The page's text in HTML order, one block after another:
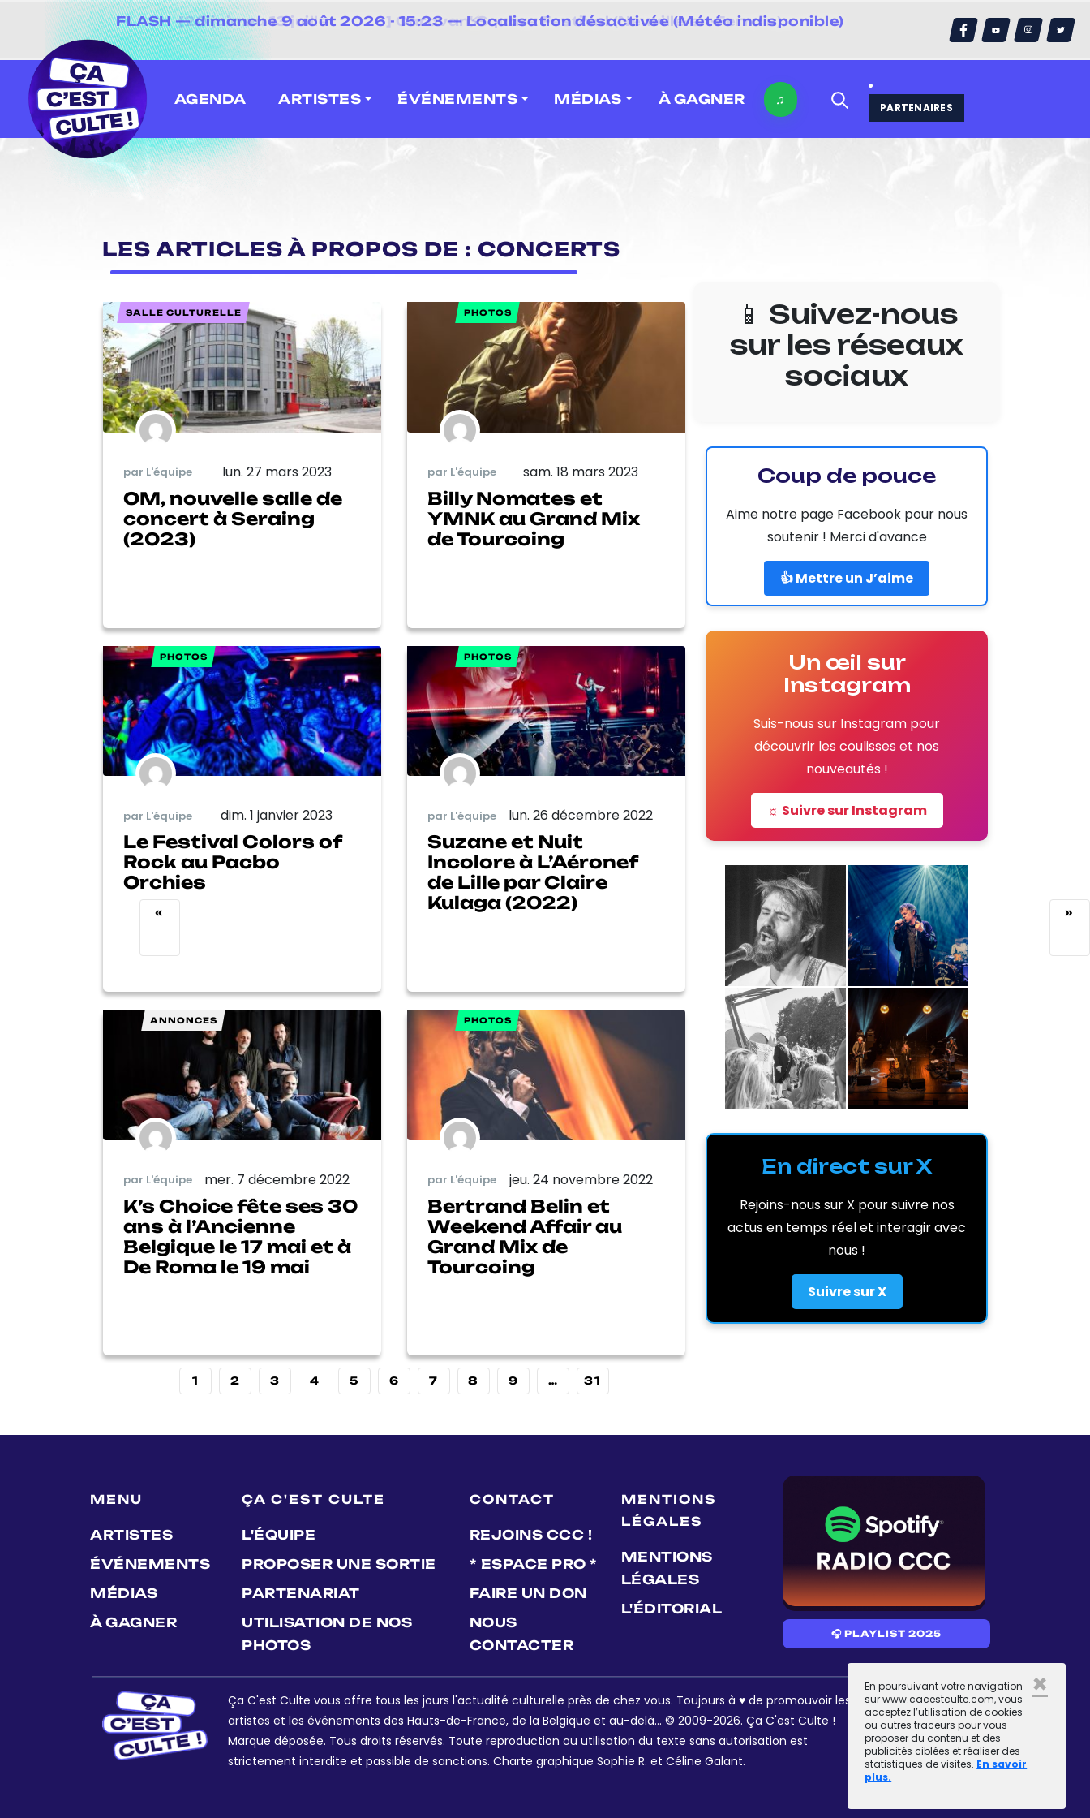
⚡
FLASH — dimanche 9 août 2026 - 15:23 — Localisation désactivée (Météo indisponible)
[20 juin au 13 juillet 2026] Caravan' Square Festival (Neuville-en-Ferrain)
AGENDA ARTISTES ÉVÉNEMENTS MÉDIAS À GAGNER ♫
PARTENAIRES
LES ARTICLES À PROPOS DE : CONCERTS
SALLE CULTURELLE
par L'équipe lun. 27 mars 2023
OM, nouvelle salle de
concert à Seraing
(2023)
PHOTOS
par L'équipe sam. 18 mars 2023
Billy Nomates et
YMNK au Grand Mix
de Tourcoing
PHOTOS
par L'équipe dim. 1 janvier 2023
Le Festival Colors of
Rock au Pacbo
Orchies
PHOTOS
par L'équipe lun. 26 décembre 2022
Suzane et Nuit
Incolore à L’Aéronef
de Lille par Claire
Kulaga (2022)
ANNONCES
par L'équipe mer. 7 décembre 2022
K’s Choice fête ses 30
ans à l’Ancienne
Belgique le 17 mai et à
De Roma le 19 mai
PHOTOS
par L'équipe jeu. 24 novembre 2022
Bertrand Belin et
Weekend Affair au
Grand Mix de
Tourcoing
«
1 2 3 4 5 6 7 8 9 … 31
»
En poursuivant votre navigation
sur www.cacestculte.com, vous
acceptez l’utilisation de cookies
ou autres traceurs pour vous
proposer du contenu et des
publicités ciblées et réaliser des
statistiques de visites. En savoir
plus.
×
📱 Suivez-nous
sur les réseaux
sociaux
Coup de pouce
Aime notre page Facebook pour nous
soutenir ! Merci d'avance
👍 Mettre un J’aime
Un œil sur
Instagram
Suis-nous sur Instagram pour
découvrir les coulisses et nos
nouveautés !
☼ Suivre sur Instagram
En direct sur X
Rejoins-nous sur X pour suivre nos
actus en temps réel et interagir avec
nous !
Suivre sur X
MENU
ARTISTES
ÉVÉNEMENTS
MÉDIAS
À GAGNER
ÇA C'EST CULTE
L'ÉQUIPE
PROPOSER UNE SORTIE
PARTENARIAT
UTILISATION DE NOS
PHOTOS
CONTACT
REJOINS CCC !
* ESPACE PRO *
FAIRE UN DON
NOUS
CONTACTER
MENTIONS
LÉGALES
MENTIONS
LÉGALES
L'ÉDITORIAL
🎧 PLAYLIST 2025
Ça C'est Culte vous offre tous les jours l'actualité culturelle près de chez vous. Toujours à ♥ de promouvoir les
artistes et les événements des Hauts-de-France, de la Belgique et au-delà... © 2009-2026. Ça C'est Culte !
Marque déposée. Tous droits réservés. Toute reproduction ou utilisation du texte sans autorisation est
strictement interdite et passible de sanctions. Charte graphique Sophie R. et Céline Galant.
RÉSEAUX